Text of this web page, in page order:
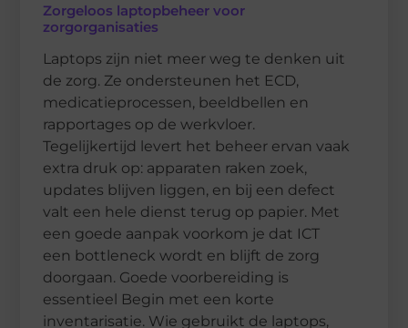
Zorgeloos laptopbeheer voor
zorgorganisaties
Laptops zijn niet meer weg te denken uit
de zorg. Ze ondersteunen het ECD,
medicatieprocessen, beeldbellen en
rapportages op de werkvloer.
Tegelijkertijd levert het beheer ervan vaak
extra druk op: apparaten raken zoek,
updates blijven liggen, en bij een defect
valt een hele dienst terug op papier. Met
een goede aanpak voorkom je dat ICT
een bottleneck wordt en blijft de zorg
doorgaan. Goede voorbereiding is
essentieel Begin met een korte
inventarisatie. Wie gebruikt de laptops,